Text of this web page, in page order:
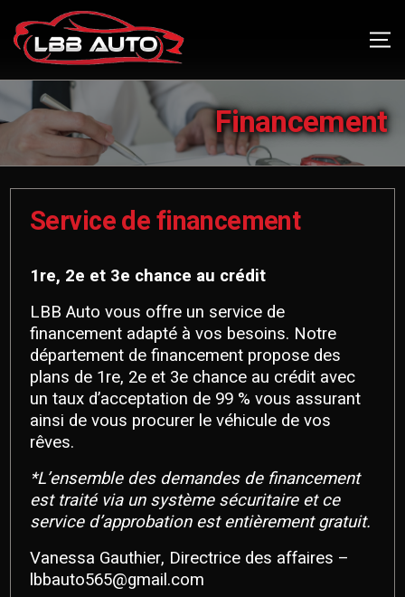
Financement
Service de financement
1re, 2e et 3e chance au crédit
LBB Auto vous offre un service de
financement adapté à vos besoins. Notre
département de financement propose des
plans de 1re, 2e et 3e chance au crédit avec
un taux d’acceptation de 99 % vous assurant
ainsi de vous procurer le véhicule de vos
rêves.
*L’ensemble des demandes de financement
est traité via un système sécuritaire et ce
service d’approbation est entièrement gratuit.
Vanessa Gauthier, Directrice des affaires –
lbbauto565@gmail.com